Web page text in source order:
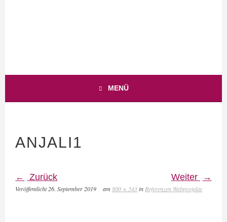
MENÜ
ANJALI1
Zurück Weiter
Veröffentlicht26. September 2019 am800 × 543in Referenzen Webprojekte